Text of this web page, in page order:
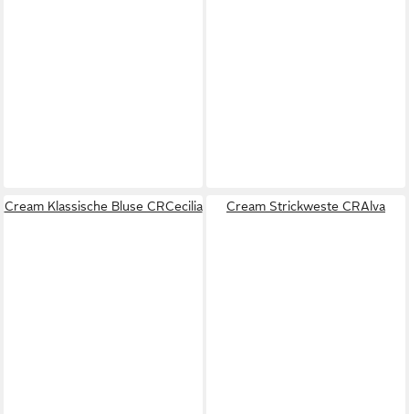
Cream Klassische Bluse CRCecilia Cream Strickweste CRAlva